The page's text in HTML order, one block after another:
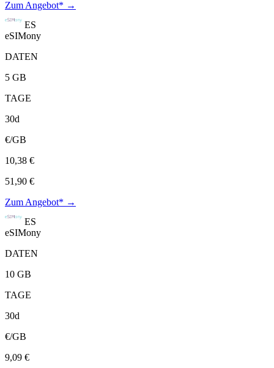
Zum Angebot* →
ES
eSIMony
DATEN
5 GB
TAGE
30d
€/GB
10,38 €
51,90 €
Zum Angebot* →
ES
eSIMony
DATEN
10 GB
TAGE
30d
€/GB
9,09 €